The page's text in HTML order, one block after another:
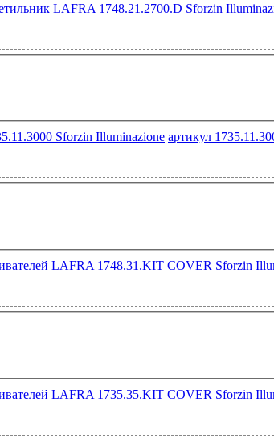
артикул